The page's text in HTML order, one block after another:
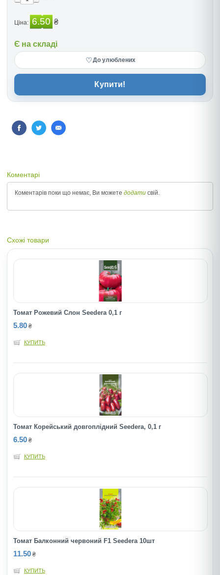
Ціна: 6.50 ₴
Є на складі
♡До улюблених
Купити!
Коментарі
Коментарів поки що немає, Ви можете додати свій.
Схожі товари
Томат Рожевий Слон Seedera 0,1 г
5.80 ₴
КУПИТЬ
Томат Корейський довгоплідний Seedera, 0,1 г
6.50 ₴
КУПИТЬ
Томат Балконний червоний F1 Seedera 10шт
11.50 ₴
КУПИТЬ